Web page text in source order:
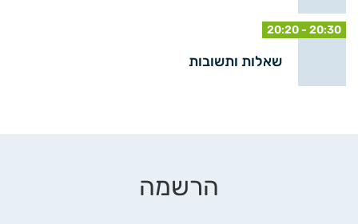
20:20 - 20:30
שאלות ותשובות
הרשמה